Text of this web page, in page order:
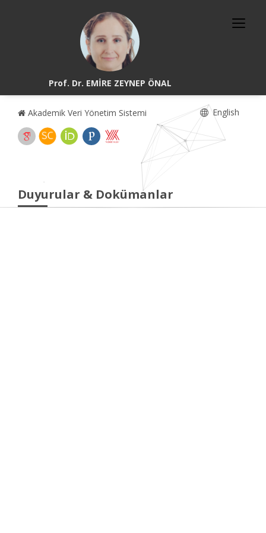
Prof. Dr. EMİRE ZEYNEP ÖNAL
Akademik Veri Yönetim Sistemi English
Duyurular & Dokümanlar